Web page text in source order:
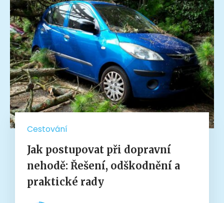
Cestování
Jak postupovat při dopravní
nehodě: Řešení, odškodnění a
praktické rady